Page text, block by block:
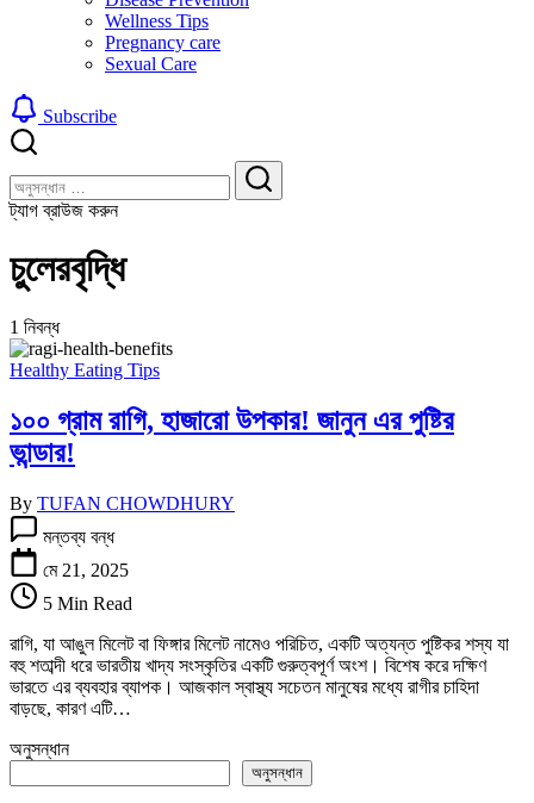
Wellness Tips
Pregnancy care
Sexual Care
Subscribe
করুন
খুঁজুন
খুঁজুন
ট্যাগ ব্রাউজ করুন
চুলেরবৃদ্ধি
1 নিবন্ধ
Healthy Eating Tips
১০০ গ্রাম রাগি, হাজারো উপকার! জানুন এর পুষ্টির
ভান্ডার!
By TUFAN CHOWDHURY
গ্রাম
রাগি,
উপকার!
এর
পুষ্টির
ভান্ডার!
তে
মন্তব্য বন্ধ
মে 21, 2025
5 Min Read
রাগি, যা আঙুল মিলেট বা ফিঙ্গার মিলেট নামেও পরিচিত, একটি অত্যন্ত পুষ্টিকর শস্য যা
বহু শতাব্দী ধরে ভারতীয় খাদ্য সংস্কৃতির একটি গুরুত্বপূর্ণ অংশ। বিশেষ করে দক্ষিণ
ভারতে এর ব্যবহার ব্যাপক। আজকাল স্বাস্থ্য সচেতন মানুষের মধ্যে রাগীর চাহিদা
বাড়ছে, কারণ এটি…
অনুসন্ধান
অনুসন্ধান